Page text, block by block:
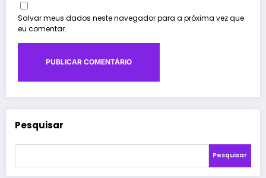
Salvar meus dados neste navegador para a próxima vez que
eu comentar.
Pesquisar
Pesquisar